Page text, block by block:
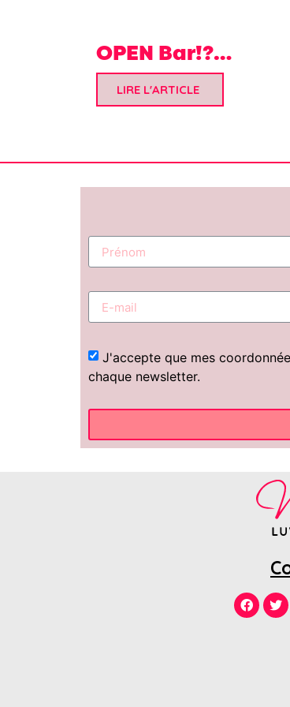
OPEN Bar!?…
LIRE L'ARTICLE
J'accepte que mes
chaque newsletter.